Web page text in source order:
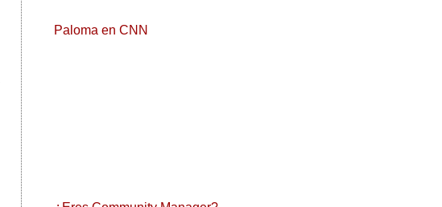
Paloma en CNN